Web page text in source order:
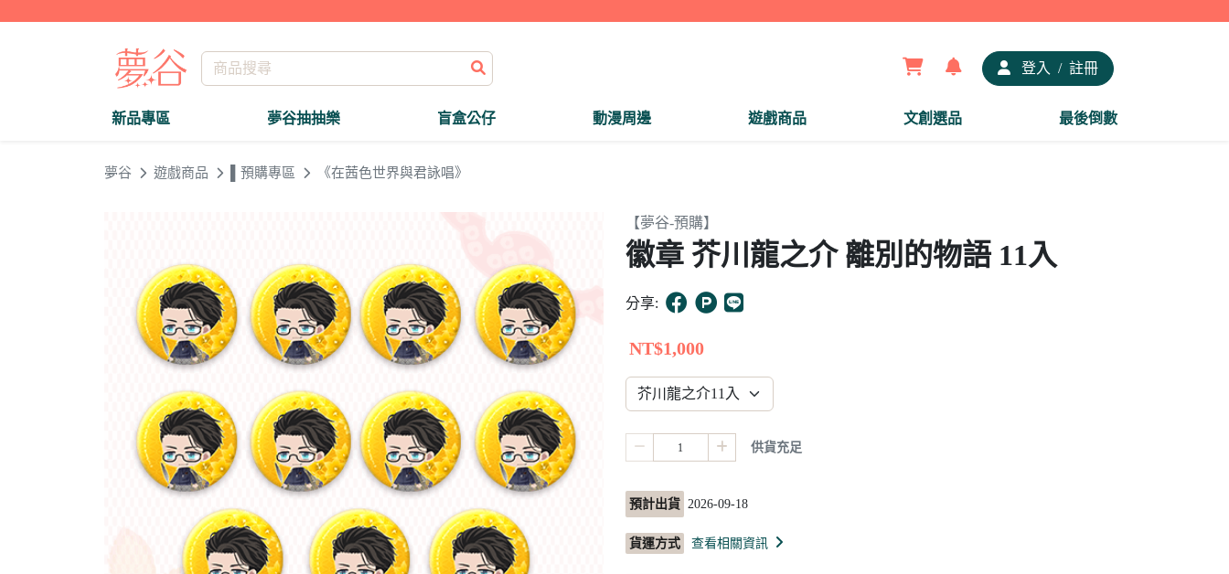
登入 / 註冊
新品專區 夢谷抽抽樂 盲盒公仔 動漫周邊 遊戲商品 文創選品 最後倒數
夢谷 遊戲商品 ▌預購專區 《在茜色世界與君詠唱》
【夢谷-預購】
徽章 芥川龍之介 離別的物語 11入
分享:
NT$1,000
供貨充足
預計出貨 2026-09-18
貨運方式 查看相關資訊